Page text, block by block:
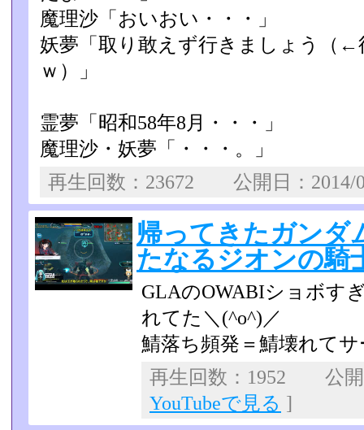
魔理沙「おいおい・・・」
妖夢「取り敢えず行きましょう（←
ｗ）」
霊夢「昭和58年8月・・・」
魔理沙・妖夢「・・・。」
再生回数：23672 公開日：
帰ってきたガンダ
たなるジオンの騎
GLAのOWABIショボす
れてた＼(^o^)／
鯖落ち頻発＝鯖壊れて
再生回数：1952 公
YouTubeで見る ]